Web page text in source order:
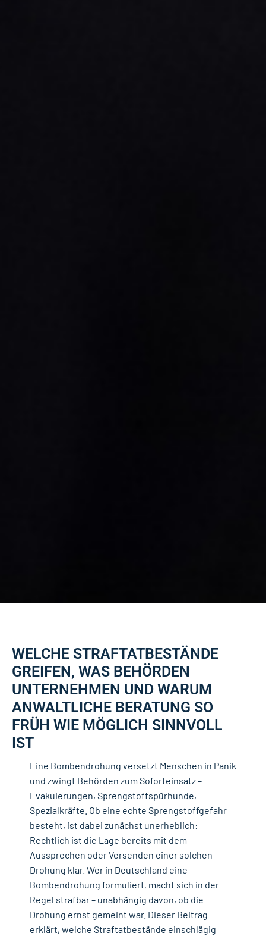
WELCHE STRAFTATBESTÄNDE
GREIFEN, WAS BEHÖRDEN
UNTERNEHMEN UND WARUM
ANWALTLICHE BERATUNG SO
FRÜH WIE MÖGLICH SINNVOLL
IST
Eine Bombendrohung versetzt Menschen in Panik
und zwingt Behörden zum Soforteinsatz –
Evakuierungen, Sprengstoffspürhunde,
Spezialkräfte. Ob eine echte Sprengstoffgefahr
besteht, ist dabei zunächst unerheblich:
Rechtlich ist die Lage bereits mit dem
Aussprechen oder Versenden einer solchen
Drohung klar. Wer in Deutschland eine
Bombendrohung formuliert, macht sich in der
Regel strafbar – unabhängig davon, ob die
Drohung ernst gemeint war. Dieser Beitrag
erklärt, welche Straftatbestände einschlägig